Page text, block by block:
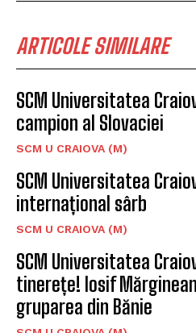
ARTICOLE SIMILARE
SCM Universitatea
campion al Slovaciei
SCM U CRAIOVA (M)
SCM Universitatea
internațional sârb
SCM U CRAIOVA (M)
SCM Universitatea
tinerețe! Iosif
gruparea din Bănie